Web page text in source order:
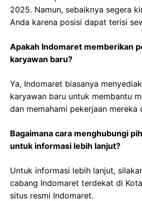
2025. Namun, sebaiknya segera
Anda karena posisi dapat terisi
Apakah Indomaret memberikan
karyawan baru?
Ya, Indomaret biasanya
karyawan baru untuk membantu
dan memahami pekerjaan mereka
Bagaimana cara menghubungi
untuk informasi lebih lanjut?
Untuk informasi lebih lanjut,
cabang Indomaret terdekat di
situs resmi Indomaret.